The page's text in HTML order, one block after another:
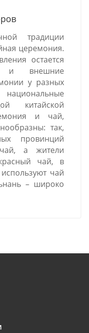
традиции
церемония.
остается
и внешние
у разных
китайской
и чай,
так,
провинций
а жители
чай, в
чай
– широко